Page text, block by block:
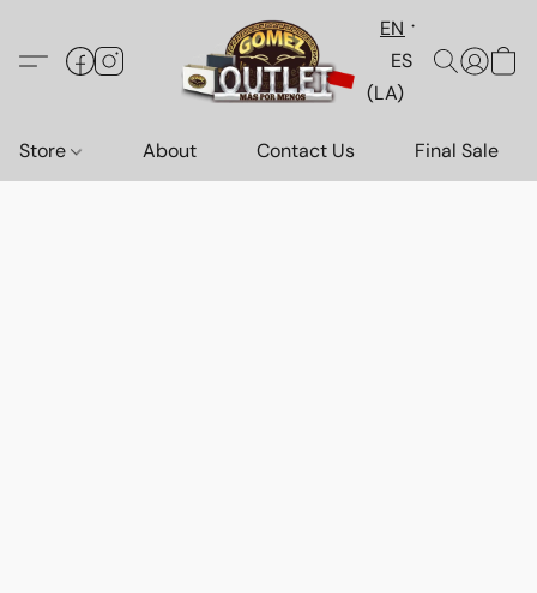
EN
ES
(LA)
Store About Contact Us Final Sale